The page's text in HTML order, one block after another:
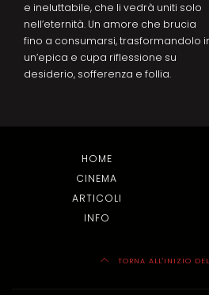
e ineluttabile, che li vedrà uniti solo
nell’eternità. Un amore che brucia
fino a consumarsi, trasformandolo
un’epica e cupa riflessione su
desiderio, sofferenza e follia.
HOME
CINEMA
ARTICOLI
INFO
TORNA ALL'INIZIO